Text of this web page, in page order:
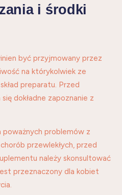
i środki
być przyjmowany przez
na którykolwiek ze
preparatu. Przed
dokładne zapoznanie z
problemów z
przewlekłych, przed
należy skonsultować
przeznaczony dla kobiet